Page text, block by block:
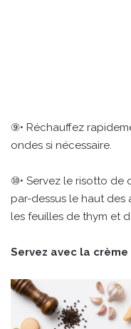
⑨• Réchauffez
ondes si nécessaire.
⑩• Servez le risotto de
par-dessus le haut des
les feuilles de thym et
Servez avec la